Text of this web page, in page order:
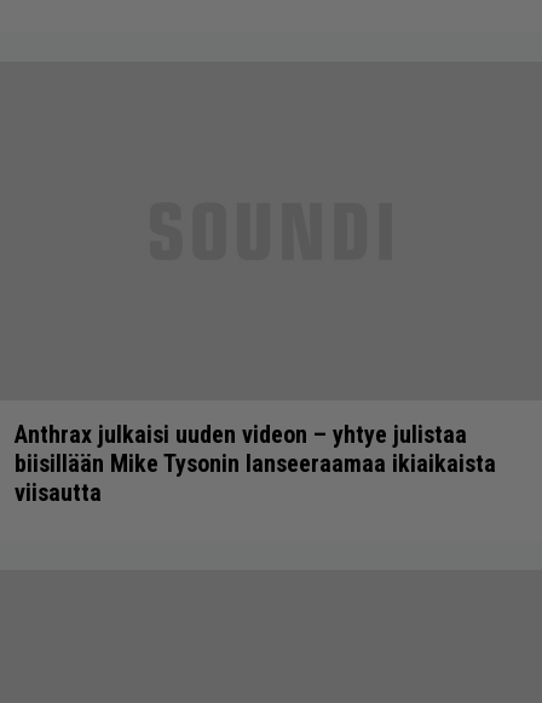
Anthrax julkaisi uuden videon – yhtye julistaa
biisillään Mike Tysonin lanseeraamaa ikiaikaista
viisautta